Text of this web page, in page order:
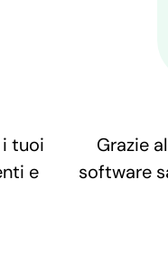
tuoi
e
Grazie
software